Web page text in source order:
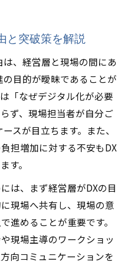
と突破策を解説
、経営層と現場の間にあ
目的が曖昧であることが
「なぜデジタル化が必要
ず、現場担当者が自分ご
スが目立ちます。また、
担増加に対する不安もDX
す。
は、まず経営層がDXの目
現場へ共有し、現場の意
進めることが重要です。
現場主導のワークショッ
向コミュニケーションを